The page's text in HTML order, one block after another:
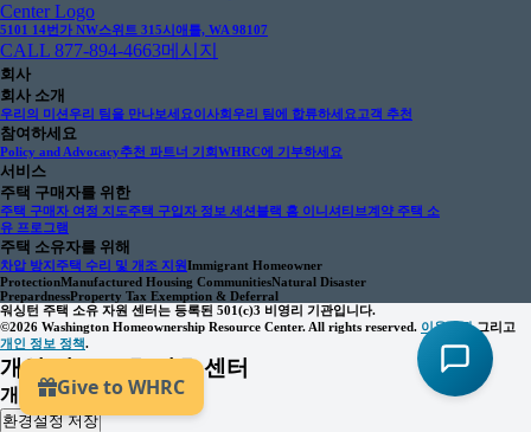
5101 14번가 NW스위트 315시애틀, WA 98107
CALL 877-894-4663메시지
회사
회사 소개
우리의 미션우리 팀을 만나보세요이사회우리 팀에 합류하세요 고객 추천
참여하세요
Policy and Advocacy추천 파트너 기회WHRC에 기부하세요
서비스
주택 구매자를 위한
주택 구매자 여정 지도주택 구입자 정보 세션블랙 홈 이니셔티브계약 주택 소
유 프로그램
주택 소유자를 위해
차압 방지주택 수리 및 개조 지원Immigrant Homeowner
ProtectionManufactured Housing CommunitiesNatural Disaster
PrepardnessProperty Tax Exemption & Deferral
워싱턴 주택 소유 자원 센터는 등록된 501(c)3 비영리 기관입니다.
©2026 Washington Homeownership Resource Center. All rights reserved. 이용약관그리고
개인 정보 정책.
개인 정보 보호 선호 센터
개인정보 보호 기본 설정